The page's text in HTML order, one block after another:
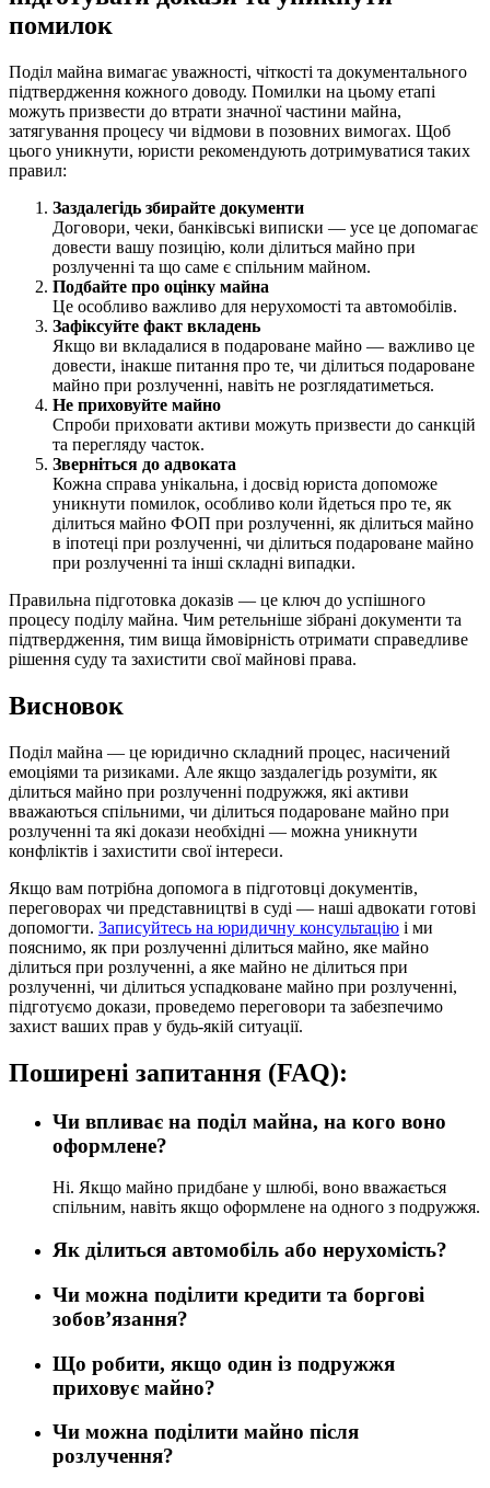
помилок
Поділ майна вимагає уважності, чіткості та документального
підтвердження кожного доводу. Помилки на цьому етапі
можуть призвести до втрати значної частини майна,
затягування процесу чи відмови в позовних вимогах. Щоб
цього уникнути, юристи рекомендують дотримуватися таких
правил:
Заздалегідь збирайте документи
Договори, чеки, банківські виписки — усе це допомагає
довести вашу позицію, коли ділиться майно при
розлученні та що саме є спільним майном.
Подбайте про оцінку майна
Це особливо важливо для нерухомості та автомобілів.
Зафіксуйте факт вкладень
Якщо ви вкладалися в подароване майно — важливо це
довести, інакше питання про те, чи ділиться подароване
майно при розлученні, навіть не розглядатиметься.
Не приховуйте майно
Спроби приховати активи можуть призвести до санкцій
та перегляду часток.
Зверніться до адвоката
Кожна справа унікальна, і досвід юриста допоможе
уникнути помилок, особливо коли йдеться про те, як
ділиться майно ФОП при розлученні, як ділиться майно
в іпотеці при розлученні, чи ділиться подароване майно
при розлученні та інші складні випадки.
Правильна підготовка доказів — це ключ до успішного
процесу поділу майна. Чим ретельніше зібрані документи та
підтвердження, тим вища ймовірність отримати справедливе
рішення суду та захистити свої майнові права.
Висновок
Поділ майна — це юридично складний процес, насичений
емоціями та ризиками. Але якщо заздалегідь розуміти, як
ділиться майно при розлученні подружжя, які активи
вважаються спільними, чи ділиться подароване майно при
розлученні та які докази необхідні — можна уникнути
конфліктів і захистити свої інтереси.
Якщо вам потрібна допомога в підготовці документів,
переговорах чи представництві в суді — наші адвокати готові
допомогти. Записуйтесь на юридичну консультацію і ми
пояснимо, як при розлученні ділиться майно, яке майно
ділиться при розлученні, а яке майно не ділиться при
розлученні, чи ділиться успадковане майно при розлученні,
підготуємо докази, проведемо переговори та забезпечимо
захист ваших прав у будь-якій ситуації.
Поширені запитання (FAQ):
Чи впливає на поділ майна, на кого воно
оформлене?
Ні. Якщо майно придбане у шлюбі, воно вважається
спільним, навіть якщо оформлене на одного з подружжя.
Як ділиться автомобіль або нерухомість?
Чи можна поділити кредити та боргові
зобов’язання?
Що робити, якщо один із подружжя
приховує майно?
Чи можна поділити майно після
розлучення?